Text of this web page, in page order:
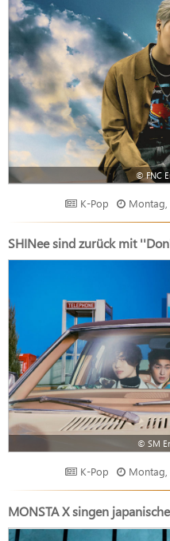
© FNC
K-Pop Montag,
SHINee sind zurück mit
© SM
K-Pop Montag,
MONSTA X singen